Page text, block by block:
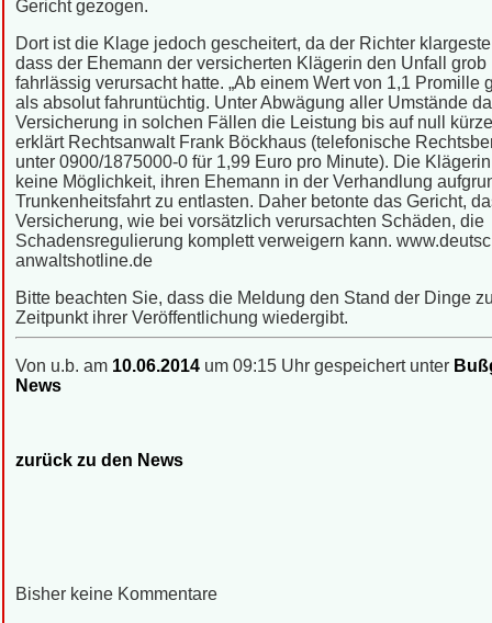
Gericht gezogen.
Dort ist die Klage jedoch gescheitert, da der Richter
dass der Ehemann der versicherten Klägerin den Unfall grob
fahrlässig verursacht hatte. „Ab einem Wert von 1,1 Promille
als absolut fahruntüchtig. Unter Abwägung aller Umstände
Versicherung in solchen Fällen die Leistung bis auf null
erklärt Rechtsanwalt Frank Böckhaus (telefonische
unter 0900/1875000-0 für 1,99 Euro pro Minute). Die
keine Möglichkeit, ihren Ehemann in der Verhandlung
Trunkenheitsfahrt zu entlasten. Daher betonte das Gericht,
Versicherung, wie bei vorsätzlich verursachten Schäden, die
Schadensregulierung komplett verweigern kann.
anwaltshotline.de
Bitte beachten Sie, dass die Meldung den Stand der Dinge
Zeitpunkt ihrer Veröffentlichung wiedergibt.
Von u.b. am 10.06.2014 um 09:15 Uhr gespeichert unter
News
zurück zu den News
Bisher keine Kommentare